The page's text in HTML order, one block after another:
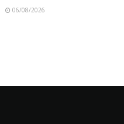
06/08/2026